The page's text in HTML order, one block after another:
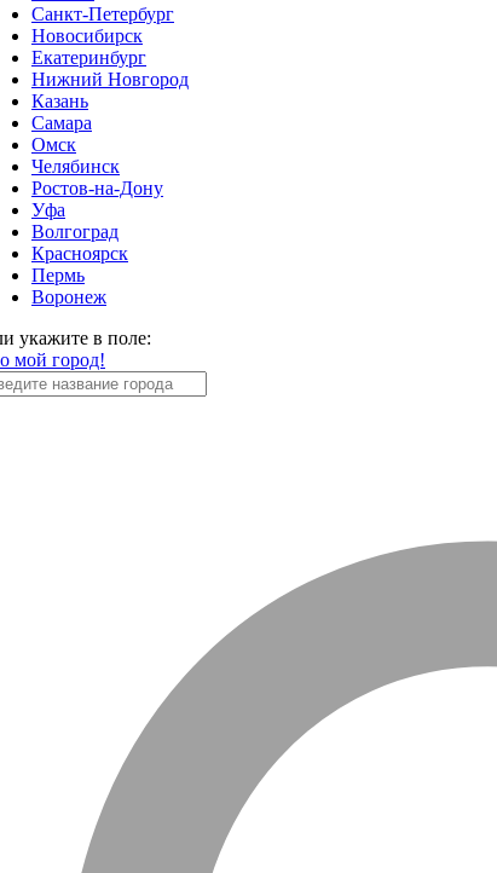
Санкт-Петербург
Новосибирск
Екатеринбург
Нижний Новгород
Казань
Самара
Омск
Челябинск
Ростов-на-Дону
Уфа
Волгоград
Красноярск
Пермь
Воронеж
укажите в поле:
мой город!